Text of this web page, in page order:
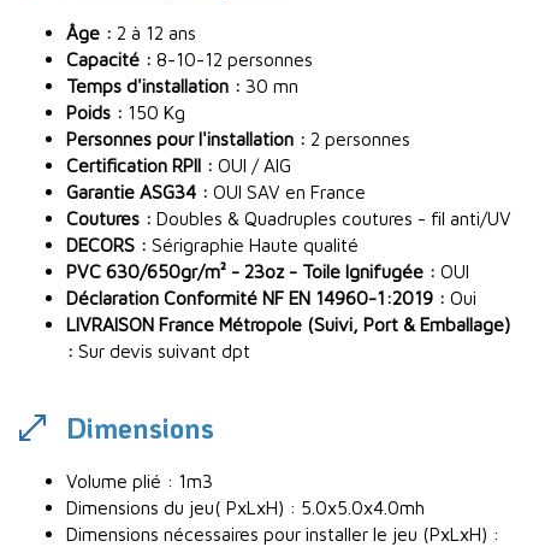
Âge : 2 à 12 ans
Capacité : 8-10-12 personnes
Temps d'installation : 30 mn
Poids : 150 Kg
Personnes pour l'installation : 2 personnes
Certification RPII : OUI / AIG
Garantie ASG34 : OUI SAV en France
Coutures : Doubles & Quadruples coutures - fil anti/UV
DECORS : Sérigraphie Haute qualité
PVC 630/650gr/m² - 23oz - Toile Ignifugée : OUI
Déclaration Conformité NF EN 14960-1:2019 : Oui
LIVRAISON France Métropole (Suivi, Port & Emballage)
: Sur devis suivant dpt
Dimensions
Volume plié : 1m3
Dimensions du jeu( PxLxH) : 5.0x5.0x4.0mh
Dimensions nécessaires pour installer le jeu (PxLxH) :